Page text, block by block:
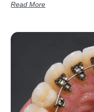
Read More